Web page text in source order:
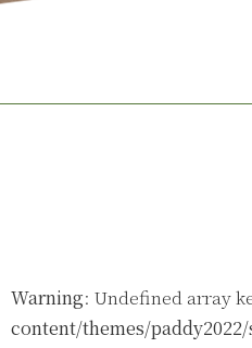
Warning: Undefined array
content/themes/